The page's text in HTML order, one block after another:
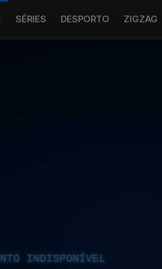
SÉRIES DESPORTO ZIGZAG
INDISPONÍVEL